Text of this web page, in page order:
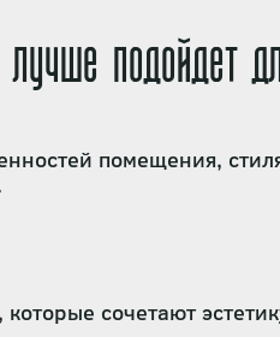
подойдет
помещения,
сочетают